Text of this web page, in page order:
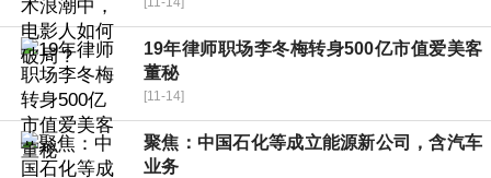
19年律师职场李冬梅转身500亿市值爱美客
董秘
[11-14]
聚焦：中国石化等成立能源新公司，含汽车
业务